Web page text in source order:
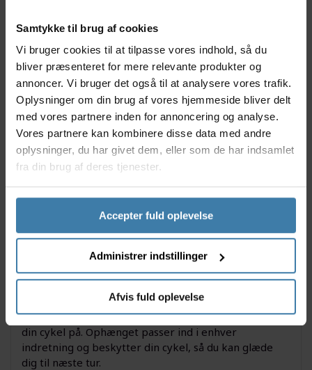
Samtykke til brug af cookies
Vi bruger cookies til at tilpasse vores indhold, så du
bliver præsenteret for mere relevante produkter og
annoncer. Vi bruger det også til at analysere vores trafik.
Oplysninger om din brug af vores hjemmeside bliver delt
med vores partnere inden for annoncering og analyse.
Vores partnere kan kombinere disse data med andre
oplysninger, du har givet dem, eller som de har indsamlet
fra din brug af deres tjenester.
Accepter fuld oplevelse
Administrer indstillinger
Afvis fuld oplevelse
Nyttige facts
Holdbart og stærkt materiale sikrer sikker
opbevaring.
Designet til nem montering på væggen.
Passer til forskellige typer og størrelser af cykler.
Bløde kontaktpunkter beskytter din cykels stel
mod ridser.
Kompakt design, der maksimerer din plads.
Anvendelse
FORCE cykelophæng til væg er ideelt for cyklister -
uanset om du kører landevej, mountainbike eller
bruger cyklen til daglig transport. Det er den
sikkert og professionelt hængt op, så den ikke fylder
på gulvet og samtidig er let tilgængelig.
Derfor skal du vælge FORCE cykelophæng til væg
Vælg FORCE cykelophæng til væg, hvis du ønsker en
enkel, sikker og pladssparende måde at opbevare
din cykel på. Ophænget passer ind i enhver
indretning og beskytter din cykel, så du kan glæde
dig til næste tur.